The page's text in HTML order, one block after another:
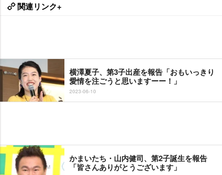
関連リンク+
横澤夏子、第3子出産を報告「おもいっきり
愛情を注ごうと思いますーー！」
2023-06-10
かまいたち・山内健司、第2子誕生を報告
「皆さんありがとうございます」